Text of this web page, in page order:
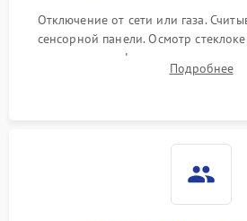
Отключение от сети или газа.
сенсорной панели. Осмотр
проверка конфорок на
клиента о симптомах (неПодробнее